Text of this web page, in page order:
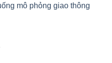
mô phỏng giao thông